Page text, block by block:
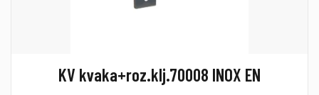
KV kvaka+roz.klj.70008 INOX EN